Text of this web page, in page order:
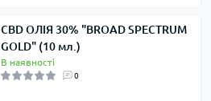
CBD ОЛІЯ 30% "BROAD SPECTRUM
GOLD" (10 мл.)
В наявності
0